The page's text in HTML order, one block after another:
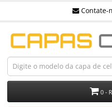
Contate-
0 -